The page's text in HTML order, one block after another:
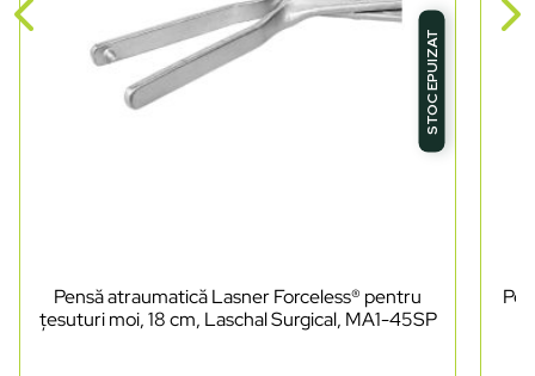
STOC EPUIZAT
Pensă atraumatică Lasner Forceless® pentru
țesuturi moi, 18 cm, Laschal Surgical, MA1-45SP